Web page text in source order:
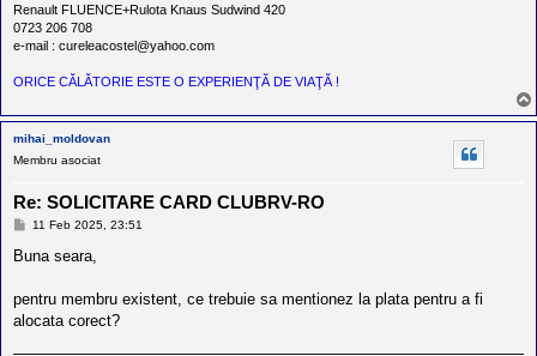
Renault FLUENCE+Rulota Knaus Sudwind 420
0723 206 708
e-mail : cureleacostel@yahoo.com
ORICE CĂLĂTORIE ESTE O EXPERIENŢĂ DE VIAŢĂ !
mihai_moldovan
Membru asociat
Re: SOLICITARE CARD CLUBRV-RO
M
s
11 Feb 2025, 23:51
Buna seara,
pentru membru existent, ce trebuie sa mentionez la plata pentru a fi
alocata corect?